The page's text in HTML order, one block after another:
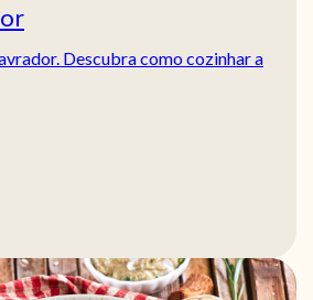
Descubra como cozinhar a